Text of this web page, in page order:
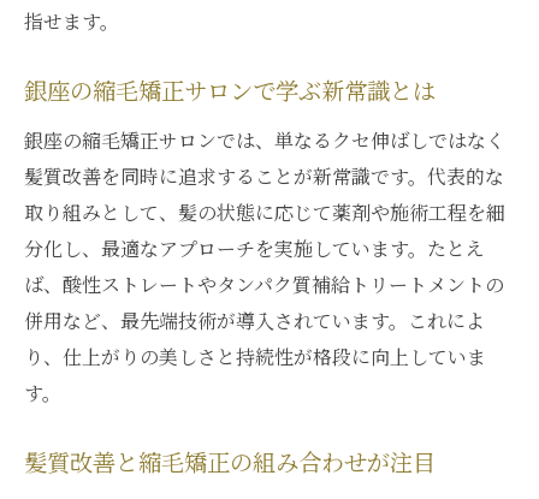
指せます。
銀座の縮毛矯正サロンで学ぶ新常識とは
銀座の縮毛矯正サロンでは、単なるクセ伸ばしではなく
髪質改善を同時に追求することが新常識です。代表的な
取り組みとして、髪の状態に応じて薬剤や施術工程を細
分化し、最適なアプローチを実施しています。たとえ
ば、酸性ストレートやタンパク質補給トリートメントの
併用など、最先端技術が導入されています。これによ
り、仕上がりの美しさと持続性が格段に向上していま
す。
髪質改善と縮毛矯正の組み合わせが注目